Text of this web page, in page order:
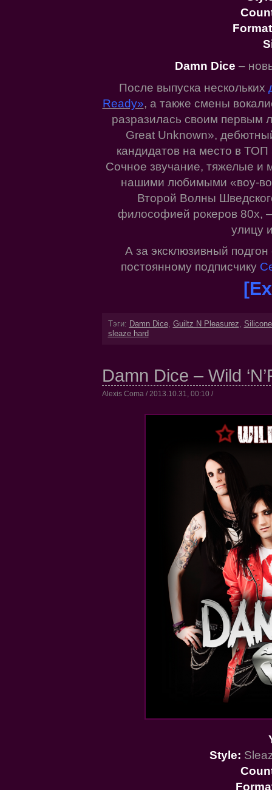
Damn Dice –
После выпуска нескольких
Ready», а также смены
разразилась своим первым
Great Unknown»,
кандидатов на место в
Сочное звучание, тяжелые и
нашими любимыми «воу-
Второй Волны
философией рокеров 80х,
улицу
А за эксклюзивный
постоянному подписчику
Тэги: Damn Dice, Guiltz N Pleasurez
sleaze hard
Damn Dice – Wild
Alexis Coma / 2013.10.31, 00:10 /
Style: